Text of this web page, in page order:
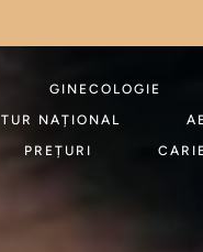
GINECOLOGIE
TUR NAȚIONAL
PREȚURI